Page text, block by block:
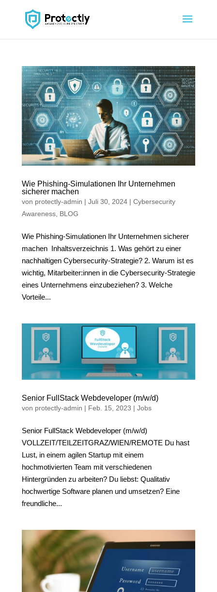
Wie Phishing-Simulationen Ihr Unternehmen
sicherer machen
von protectly-admin | Juli 30, 2024| Cybersecurity
Awareness, BLOG
Wie Phishing-Simulationen Ihr Unternehmen sicherer
machen Inhaltsverzeichnis 1. Was gehört zu einer
nachhaltigen Cybersecurity-Strategie? 2. Warum ist es
wichtig, Mitarbeiter:innen in die Cybersecurity-Strategie
eines Unternehmens einzubeziehen? 3. Welche
Vorteile...
Senior FullStack Webdeveloper (m/w/d)
von protectly-admin | Feb. 15, 2023 | Jobs
Senior FullStack Webdeveloper (m/w/d)
VOLLZEIT/TEILZEITGRAZ/WIEN/REMOTE Du hast
Lust, in einem agilen Startup mit einem
hochmotivierten Team mit verschiedenen
Hintergründen zu arbeiten? Du liebst: Qualitativ
hochwertige Software planen und umsetzen? Eine
freundliche...